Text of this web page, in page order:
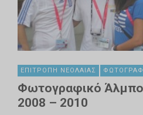
ΕΠΙΤΡΟΠΉ ΝΕΟΛΑΊΑΣ
Φωτογραφικό
2008 – 2010